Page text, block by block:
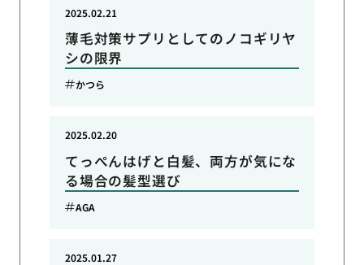
薄毛対策サプリとしてのノコギリヤ
シの限界
2025.02.21
かつら
てっぺんはげと白髪、両方が気にな
る場合の髪型選び
2025.02.20
AGA
2025.01.27